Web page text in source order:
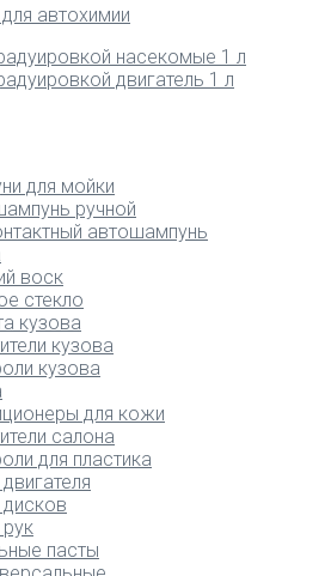
автохимии
для мойки
ручной
автошампунь
воск
стекло
кузова
кузова
кузова
для кожи
салона
для пластика
дисков
рук
пасты